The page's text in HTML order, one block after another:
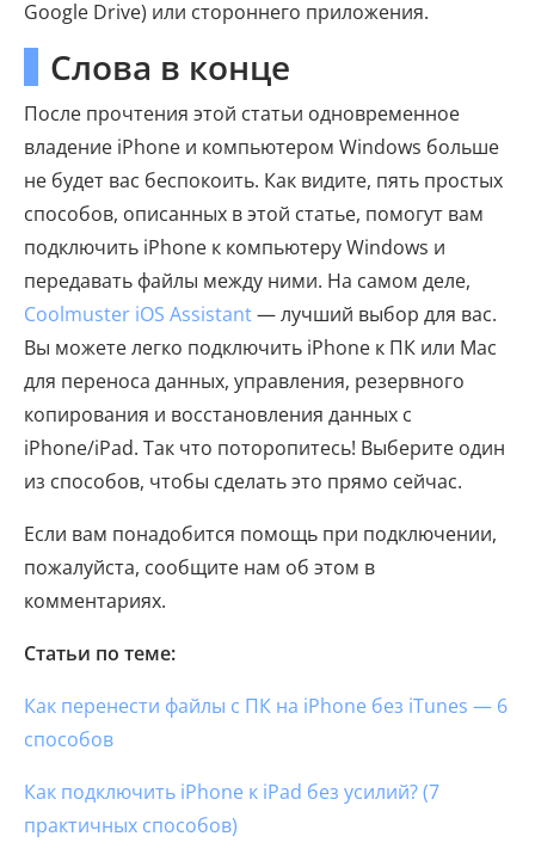
Google Drive) или стороннего приложения.
Слова в конце
После прочтения этой статьи одновременное
владение iPhone и компьютером Windows больше
не будет вас беспокоить. Как видите, пять простых
способов, описанных в этой статье, помогут вам
подключить iPhone к компьютеру Windows и
передавать файлы между ними. На самом деле,
Coolmuster iOS Assistant— лучший выбор для вас.
Вы можете легко подключить iPhone к ПК или Mac
для переноса данных, управления, резервного
копирования и восстановления данных с
iPhone/iPad. Так что поторопитесь! Выберите один
из способов, чтобы сделать это прямо сейчас.
Если вам понадобится помощь при подключении,
пожалуйста, сообщите нам об этом в
комментариях.
Статьи по теме:
Как перенести файлы с ПК на iPhone без iTunes — 6
способов
Как подключить iPhone к iPad без усилий? (7
практичных способов)